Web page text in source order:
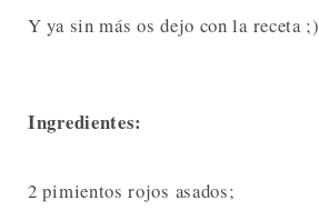
Y ya sin más os dejo con la receta ;)
Ingredientes:
2 pimientos rojos asados;